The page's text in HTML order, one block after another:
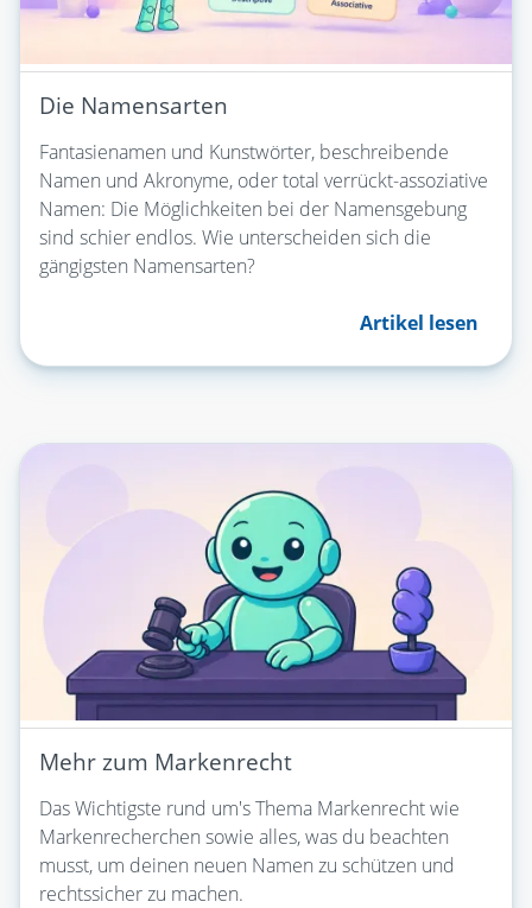
Die Namensarten
Fantasienamen und Kunstwörter, beschreibende
Namen und Akronyme, oder total verrückt-assoziative
Namen: Die Möglichkeiten bei der Namensgebung
sind schier endlos. Wie unterscheiden sich die
gängigsten Namensarten?
Artikel lesen
Mehr zum Markenrecht
Das Wichtigste rund um's Thema Markenrecht wie
Markenrecherchen sowie alles, was du beachten
musst, um deinen neuen Namen zu schützen und
rechtssicher zu machen.